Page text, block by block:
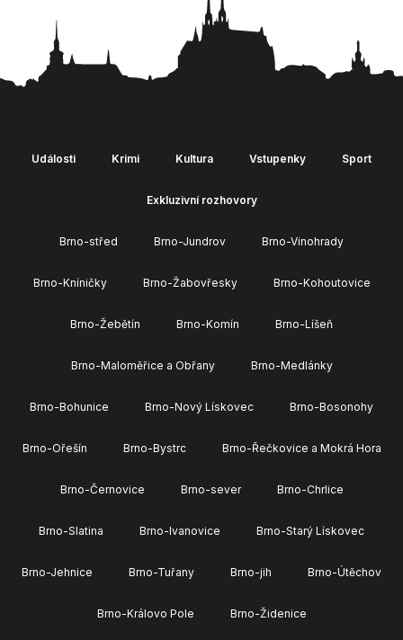
Události Krimi Kultura Vstupenky Sport
Exkluzivní rozhovory
Brno-střed Brno-Jundrov Brno-Vinohrady
Brno-Kníničky Brno-Žabovřesky Brno-Kohoutovice
Brno-Žebětín Brno-Komín Brno-Líšeň
Brno-Maloměřice a Obřany Brno-Medlánky
Brno-Bohunice Brno-Nový Lískovec Brno-Bosonohy
Brno-Ořešín Brno-Bystrc Brno-Řečkovice a Mokrá Hora
Brno-Černovice Brno-sever Brno-Chrlice
Brno-Slatina Brno-Ivanovice Brno-Starý Lískovec
Brno-Jehnice Brno-Tuřany Brno-jih Brno-Útěchov
Brno-Královo Pole Brno-Židenice